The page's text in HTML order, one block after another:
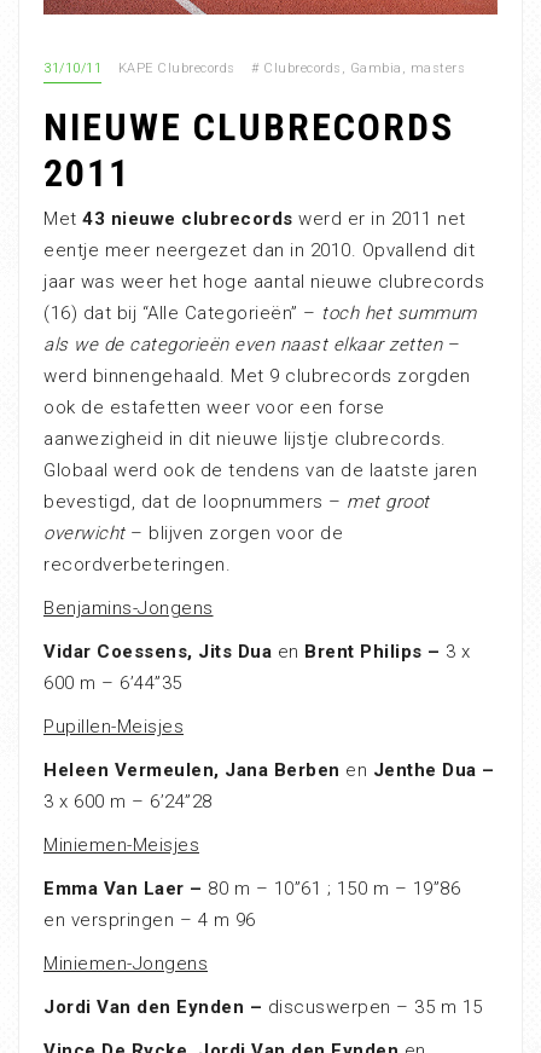
31/10/11 KAPE Clubrecords # Clubrecords , Gambia , masters
NIEUWE CLUBRECORDS
2011
Met 43 nieuwe clubrecords werd er in 2011 net
eentje meer neergezet dan in 2010. Opvallend dit
jaar was weer het hoge aantal nieuwe clubrecords
(16) dat bij “Alle Categorieën” – toch het summum
als we de categorieën even naast elkaar zetten–
werd binnengehaald. Met 9 clubrecords zorgden
ook de estafetten weer voor een forse
aanwezigheid in dit nieuwe lijstje clubrecords.
Globaal werd ook de tendens van de laatste jaren
bevestigd, dat de loopnummers – met groot
overwicht– blijven zorgen voor de
recordverbeteringen.
Benjamins-Jongens
Vidar Coessens, Jits Dua en Brent Philips – 3 x
600 m – 6’44”35
Pupillen-Meisjes
Heleen Vermeulen, Jana Berben en Jenthe Dua –
3 x 600 m – 6’24”28
Miniemen-Meisjes
Emma Van Laer – 80 m – 10”61 ; 150 m – 19”86
en verspringen – 4 m 96
Miniemen-Jongens
Jordi Van den Eynden – discuswerpen – 35 m 15